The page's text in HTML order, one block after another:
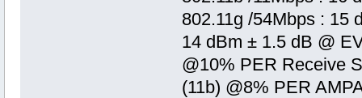
802.11g /54Mbps : 15
14 dBm ± 1.5 dB @
@10% PER Receive
(11b) @8% PER